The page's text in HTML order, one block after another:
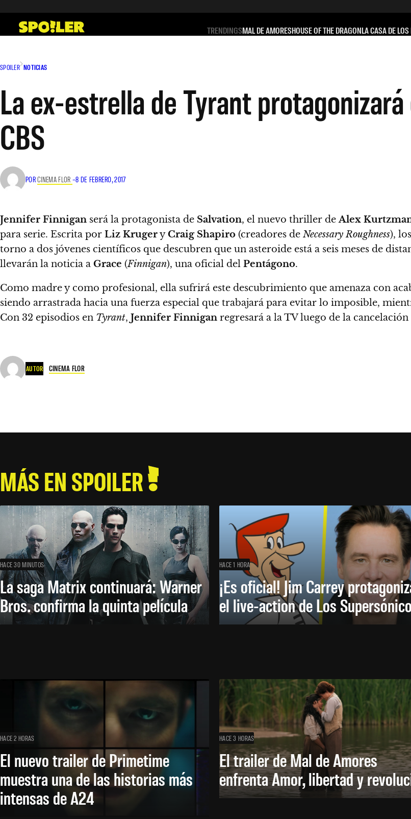
contenido
TRENDINGSMAL DE AMORESHOUSE OF THE DRAGONLA CASA DE
SPOILER NOTICIAS
La ex-estrella de Tyrant
CBS
PORCINEMA FLOR –8 DE FEBRERO, 2017
Jennifer Finnigan será la protagonista de Salvation, el nuevo thriller deAlex
para serie. Escrita por Liz KrugeryCraig Shapiro (creadores de Necessary Roughness),
torno a dos jóvenes científicos que descubren que un asteroide está a seis meses de
llevarán la noticia a Grace (Finnigan), una oficial del Pentágono.
Como madre y como profesional, ella sufrirá este descubrimiento que amenaza con
siendo arrastrada hacia una fuerza especial que trabajará para evitar lo imposible,
Con 32 episodios en Tyrant, Jennifer Finnigan regresará a la TV luego de la
AUTOR CINEMA FLOR
MÁS EN SPOILER
HACE 30 MINUTOS
La saga Matrix continuará: Warner
Bros. confirma la quinta película
HACE 1 HORA
¡Es oficial! Jim Carrey
el live-action de Los
HACE 2 HORAS
El nuevo trailer de Primetime
muestra una de las historias más
intensas de A24
HACE 3 HORAS
El trailer de Mal de Amores
enfrenta Amor, libertad y